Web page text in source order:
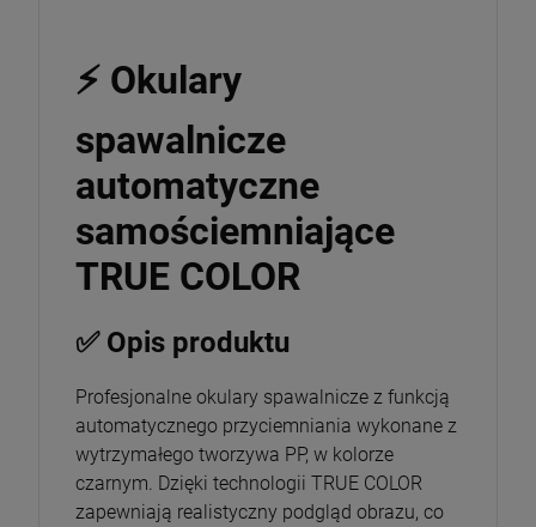
⚡ Okulary
spawalnicze
automatyczne
samościemniające
TRUE COLOR
✅ Opis produktu
Profesjonalne okulary spawalnicze z funkcją
automatycznego przyciemniania wykonane z
wytrzymałego tworzywa PP, w kolorze
czarnym. Dzięki technologii TRUE COLOR
zapewniają realistyczny podgląd obrazu, co